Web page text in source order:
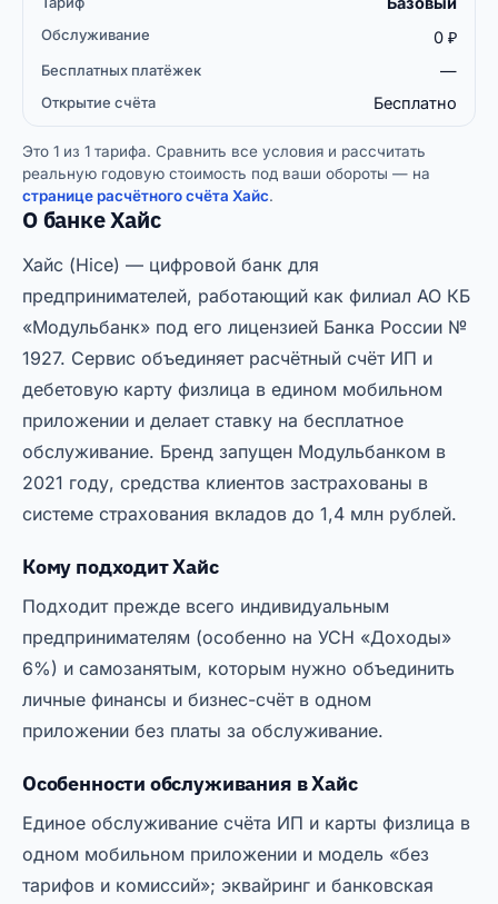
Открытие
0 ₽
—
Бесплатно
Это 1 из 1 тарифа. Сравнить все условия и рассчитать
реальную годовую стоимость под ваши обороты — на
странице расчётного счёта Хайс.
О банке Хайс
Хайс (Hice) — цифровой банк для
предпринимателей, работающий как филиал АО КБ
«Модульбанк» под его лицензией Банка России №
1927. Сервис объединяет расчётный счёт ИП и
дебетовую карту физлица в едином мобильном
приложении и делает ставку на бесплатное
обслуживание. Бренд запущен Модульбанком в
2021 году, средства клиентов застрахованы в
системе страхования вкладов до 1,4 млн рублей.
Кому подходит Хайс
Подходит прежде всего индивидуальным
предпринимателям (особенно на УСН «Доходы»
6%) и самозанятым, которым нужно объединить
личные финансы и бизнес-счёт в одном
приложении без платы за обслуживание.
Особенности обслуживания в Хайс
Единое обслуживание счёта ИП и карты физлица в
одном мобильном приложении и модель «без
тарифов и комиссий»; эквайринг и банковская